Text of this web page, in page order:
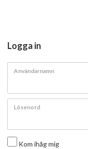
Logga in
Användarnamn
Lösenord
Kom ihåg mig